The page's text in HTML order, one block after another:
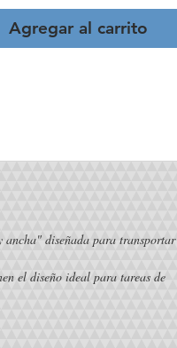
Agregar al carrito
ancha" diseñada para transportar
el diseño ideal para tareas de